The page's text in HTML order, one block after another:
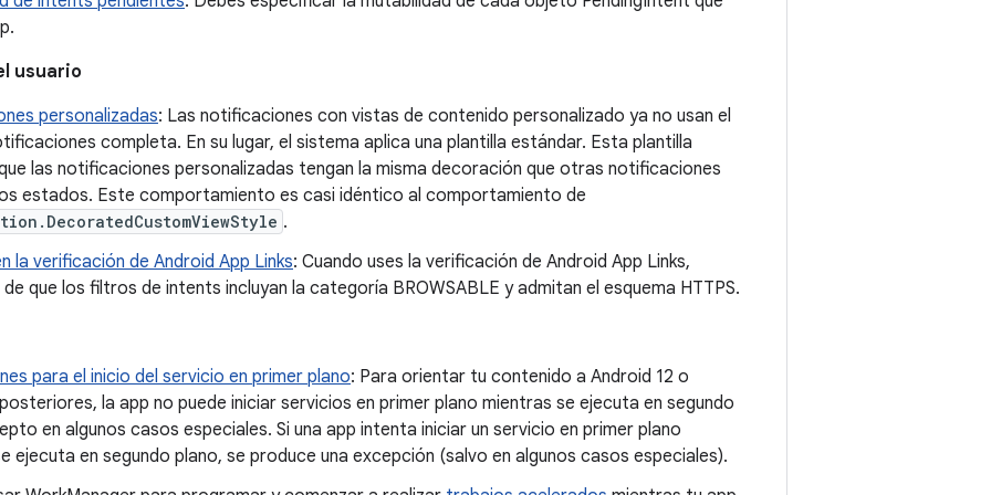
usuario
personalizadas: Las notificaciones con vistas de contenido personalizado ya no usan el
completa. En su lugar, el sistema aplica una plantilla estándar. Esta plantilla
las notificaciones personalizadas tengan la misma decoración que otras notificaciones
estados. Este comportamiento es casi idéntico al comportamiento de
.
la verificación de Android App Links: Cuando uses la verificación de Android App Links,
que los filtros de intents incluyan la categoría BROWSABLE y admitan el esquema HTTPS.
para el inicio del servicio en primer plano: Para orientar tu contenido a Android 12 o
la app no puede iniciar servicios en primer plano mientras se ejecuta en segundo
en algunos casos especiales. Si una app intenta iniciar un servicio en primer plano
ejecuta en segundo plano, se produce una excepción (salvo en algunos casos especiales).